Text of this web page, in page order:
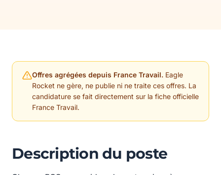
Offres agrégées depuis France Travail. Eagle
Rocket ne gère, ne publie ni ne traite ces offres. La
candidature se fait directement sur la fiche officielle
France Travail.
Description du poste